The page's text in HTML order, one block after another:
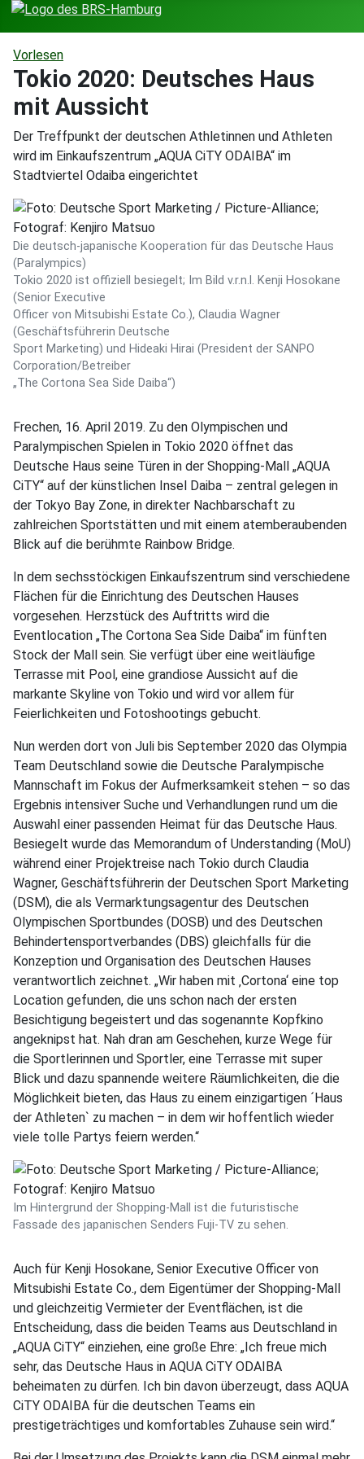
Vorlesen
Tokio 2020: Deutsches Haus
mit Aussicht
Der Treffpunkt der deutschen Athletinnen und Athleten
wird im Einkaufszentrum „AQUA CiTY ODAIBA“ im
Stadtviertel Odaiba eingerichtet
Die deutsch-japanische Kooperation für das Deutsche Haus
(Paralympics)
Tokio 2020 ist offiziell besiegelt; Im Bild v.r.n.l. Kenji Hosokane
(Senior Executive
Officer von Mitsubishi Estate Co.), Claudia Wagner
(Geschäftsführerin Deutsche
Sport Marketing) und Hideaki Hirai (President der SANPO
Corporation/Betreiber
„The Cortona Sea Side Daiba“)
Frechen, 16. April 2019. Zu den Olympischen und
Paralympischen Spielen in Tokio 2020 öffnet das
Deutsche Haus seine Türen in der Shopping-Mall „AQUA
CiTY“ auf der künstlichen Insel Daiba – zentral gelegen in
der Tokyo Bay Zone, in direkter Nachbarschaft zu
zahlreichen Sportstätten und mit einem atemberaubenden
Blick auf die berühmte Rainbow Bridge.
In dem sechsstöckigen Einkaufszentrum sind verschiedene
Flächen für die Einrichtung des Deutschen Hauses
vorgesehen. Herzstück des Auftritts wird die
Eventlocation „The Cortona Sea Side Daiba“ im fünften
Stock der Mall sein. Sie verfügt über eine weitläufige
Terrasse mit Pool, eine grandiose Aussicht auf die
markante Skyline von Tokio und wird vor allem für
Feierlichkeiten und Fotoshootings gebucht.
Nun werden dort von Juli bis September 2020 das Olympia
Team Deutschland sowie die Deutsche Paralympische
Mannschaft im Fokus der Aufmerksamkeit stehen – so das
Ergebnis intensiver Suche und Verhandlungen rund um die
Auswahl einer passenden Heimat für das Deutsche Haus.
Besiegelt wurde das Memorandum of Understanding (MoU)
während einer Projektreise nach Tokio durch Claudia
Wagner, Geschäftsführerin der Deutschen Sport Marketing
(DSM), die als Vermarktungsagentur des Deutschen
Olympischen Sportbundes (DOSB) und des Deutschen
Behindertensportverbandes (DBS) gleichfalls für die
Konzeption und Organisation des Deutschen Hauses
verantwortlich zeichnet. „Wir haben mit ‚Cortona‘ eine top
Location gefunden, die uns schon nach der ersten
Besichtigung begeistert und das sogenannte Kopfkino
angeknipst hat. Nah dran am Geschehen, kurze Wege für
die Sportlerinnen und Sportler, eine Terrasse mit super
Blick und dazu spannende weitere Räumlichkeiten, die die
Möglichkeit bieten, das Haus zu einem einzigartigen ´Haus
der Athleten` zu machen – in dem wir hoffentlich wieder
viele tolle Partys feiern werden.“
Im Hintergrund der Shopping-Mall ist die futuristische
Fassade des japanischen Senders Fuji-TV zu sehen.
Auch für Kenji Hosokane, Senior Executive Officer von
Mitsubishi Estate Co., dem Eigentümer der Shopping-Mall
und gleichzeitig Vermieter der Eventflächen, ist die
Entscheidung, dass die beiden Teams aus Deutschland in
„AQUA CiTY“ einziehen, eine große Ehre: „Ich freue mich
sehr, das Deutsche Haus in AQUA CiTY ODAIBA
beheimaten zu dürfen. Ich bin davon überzeugt, dass AQUA
CiTY ODAIBA für die deutschen Teams ein
prestigeträchtiges und komfortables Zuhause sein wird.“